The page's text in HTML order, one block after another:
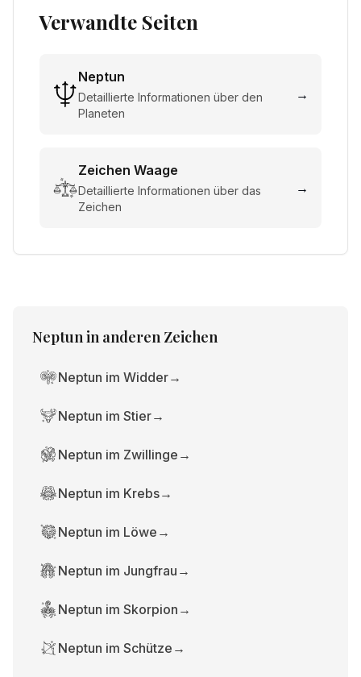
Verwandte Seiten
Neptun
Detaillierte Informationen über den
Planeten
→
Zeichen Waage
Detaillierte Informationen über das
Zeichen
→
Neptunin anderen Zeichen
Neptun im Widder→
Neptun im Stier→
Neptun im Zwillinge →
Neptun im Krebs→
Neptun im Löwe →
Neptun im Jungfrau →
Neptun im Skorpion →
Neptun im Schütze →